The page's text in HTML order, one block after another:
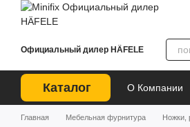
Перейти к основному контенту
Официальный дилер HÄFELE
Каталог О Компании
Главная Мебельная фурнитура Ножки,